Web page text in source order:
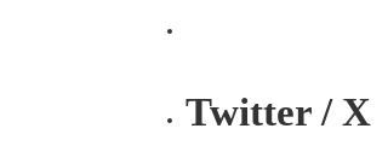
Twitter / X